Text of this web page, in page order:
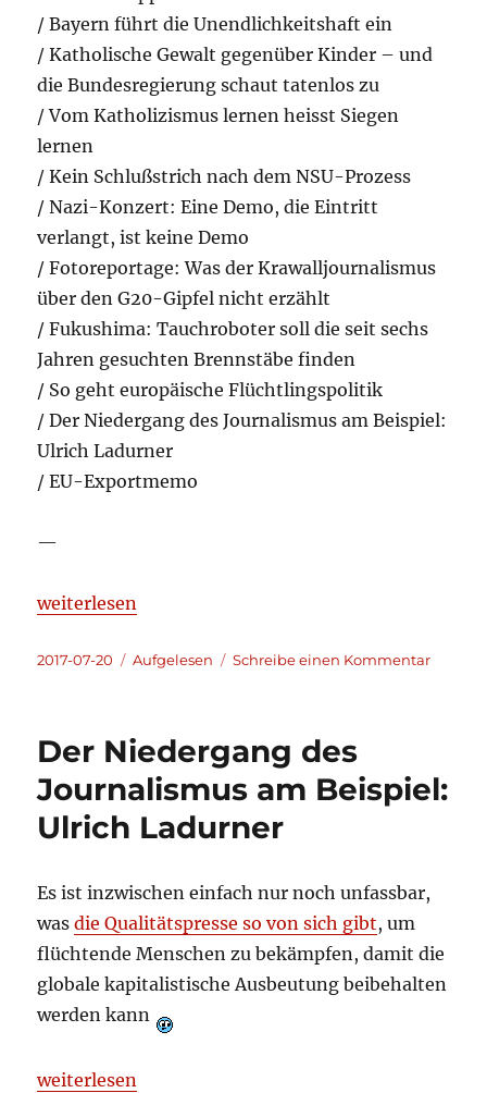
/ Bayern führt die Unendlichkeitshaft ein
/ Katholische Gewalt gegenüber Kinder – und
die Bundesregierung schaut tatenlos zu
/ Vom Katholizismus lernen heisst Siegen
lernen
/ Kein Schlußstrich nach dem NSU-Prozess
/ Nazi-Konzert: Eine Demo, die Eintritt
verlangt, ist keine Demo
/ Fotoreportage: Was der Krawalljournalismus
über den G20-Gipfel nicht erzählt
/ Fukushima: Tauchroboter soll die seit sechs
Jahren gesuchten Brennstäbe finden
/ So geht europäische Flüchtlingspolitik
/ Der Niedergang des Journalismus am Beispiel:
Ulrich Ladurner
/ EU-Exportmemo
—
„Aufgelesen und kommentiert 2017-07-20“
weiterlesen
Veröffentlicht
2017-07-20 Kategorien
Aufgelesen Schreibe einen Kommentarzu
07-
20
Der Niedergang des
Journalismus am Beispiel:
Ulrich Ladurner
Es ist inzwischen einfach nur noch unfassbar,
wasdie Qualitätspresse so von sich gibt, um
flüchtende Menschen zu bekämpfen, damit die
globale kapitalistische Ausbeutung beibehalten
werden kann
„Der Niedergang des Journalismus am Beispiel:
weiterlesen